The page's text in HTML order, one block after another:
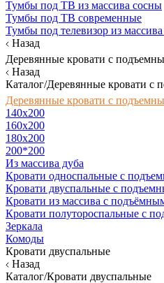
Тумбы под ТВ из массива сосны
Тумбы под ТВ современные
Тумбы под телевизор из массива
Назад
Деревянные кровати с
Назад
Каталог/Деревянные кровати с
Деревянные кровати с
140x200
160х200
180х200
200*200
Из массива дуба
Кровати односпальные с
Кровати двуспальные с
Кровати из массива с
Кровати полутороспальные с
Зеркала
Комоды
Кровати двуспальные
Назад
Каталог/Кровати двуспальные